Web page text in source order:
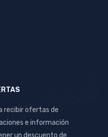
recibir ofertas de
e información
un descuento de